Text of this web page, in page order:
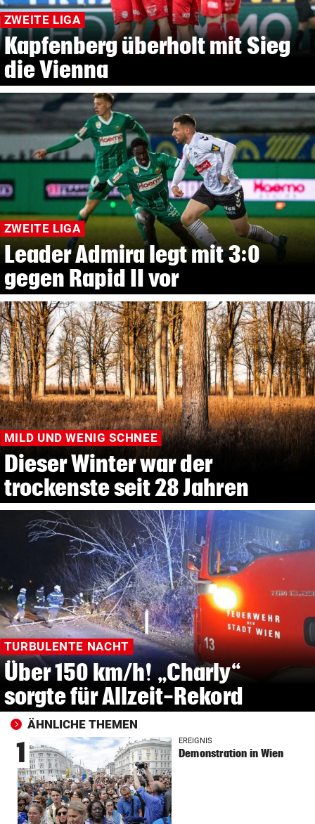
ZWEITE LIGA
Kapfenberg überholt mit Sieg
die Vienna
ZWEITE LIGA
Leader Admira legt mit 3:0
gegen Rapid II vor
MILD UND WENIG SCHNEE
Dieser Winter war der
trockenste seit 28 Jahren
TURBULENTE NACHT
Über 150 km/h! „Charly“
sorgte für Allzeit-Rekord
ÄHNLICHE THEMEN
1 EREIGNIS
Demonstration in Wien